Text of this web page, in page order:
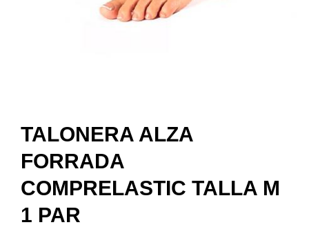
TALONERA ALZA
FORRADA
COMPRELASTIC TALLA M
1 PAR